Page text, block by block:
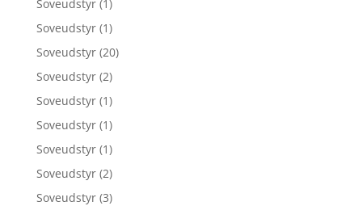
Soveudstyr (1)
Soveudstyr (1)
Soveudstyr (20)
Soveudstyr (2)
Soveudstyr (1)
Soveudstyr (1)
Soveudstyr (1)
Soveudstyr (2)
Soveudstyr (3)